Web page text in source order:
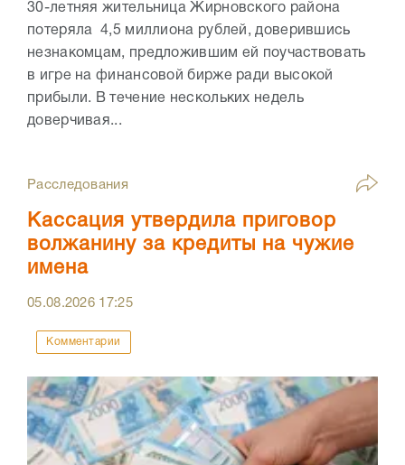
30-летняя жительница Жирновского района
потеряла 4,5 миллиона рублей, доверившись
незнакомцам, предложившим ей поучаствовать
в игре на финансовой бирже ради высокой
прибыли. В течение нескольких недель
доверчивая...
Расследования
Кассация утвердила приговор
волжанину за кредиты на чужие
имена
05.08.2026 17:25
Комментарии